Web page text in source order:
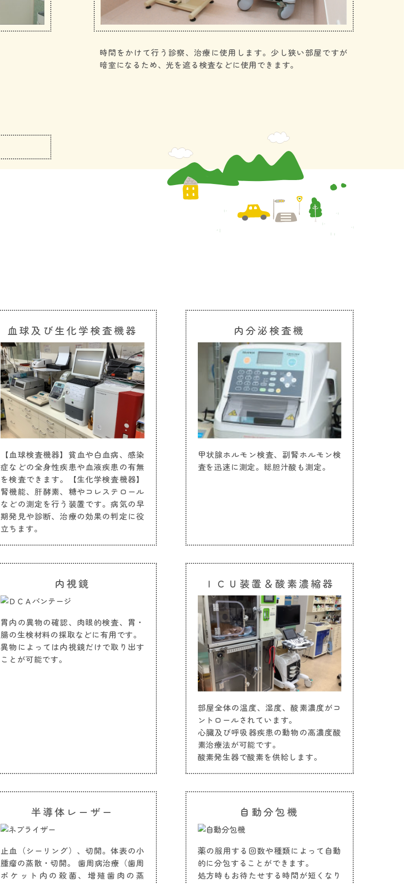
時間をかけて行う診察、治療に使用します。少し狭い部屋ですが
暗室になるため、光を遮る検査などに使用できます。
血球及び生化学検査機器
【血球検査機器】貧血や白血病、感染
症などの全身性疾患や血液疾患の有無
を検査できます。【生化学検査機器】
腎機能、肝酵素、糖やコレステロール
などの測定を行う装置です。病気の早
期発見や診断、治療の効果の判定に役
立ちます。
内分泌検査機
甲状腺ホルモン検査、副腎ホルモン検
査を迅速に測定。総胆汁酸も測定。
内視鏡
胃内の異物の確認、肉眼的検査、胃・
腸の生検材料の採取などに有用です。
異物によっては内視鏡だけで取り出す
ことが可能です。
ＩＣＵ装置＆酸素濃縮器
部屋全体の温度、湿度、酸素濃度がコ
ントロールされています。
心臓及び呼吸器疾患の動物の高濃度酸
素治療法が可能です。
酸素発生器で酸素を供給します。
半導体レーザー
止血（シーリング）、切開。体表の小
腫瘤の蒸散・切開。 歯周病治療（歯周
ポケット内の殺菌、増殖歯肉の蒸
自動分包機
薬の服用する回数や種類によって自動
的に分包することができます。
処方時もお待たせする時間が短くなり